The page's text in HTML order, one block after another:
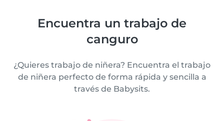
Encuentra un trabajo de
canguro
¿Quieres trabajo de niñera? Encuentra el trabajo
de niñera perfecto de forma rápida y sencilla a
través de Babysits.